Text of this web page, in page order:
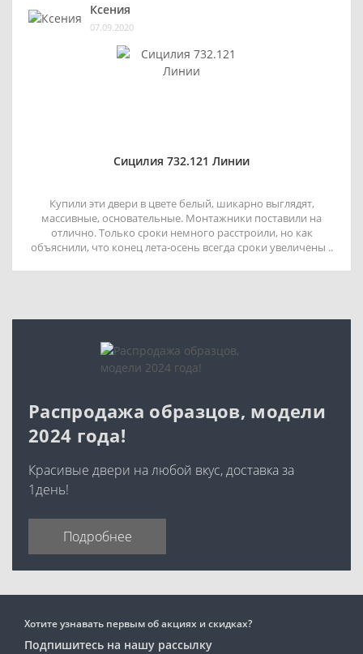
Ксения
07.09.2020
Сицилия 732.121 Линии
Купили эти двери в цвете белый, шикарно выглядят,
массивные, основательные. Монтажники поставили на
отлично. Только сроки немного расстроили, но как
объяснили, что конец лета-осень всегда сроки увеличены ..
Распродажа образцов, модели
2024 года!
Красивые двери на любой вкус, доставка за
1день!
Подробнее
Хотите узнавать первым об акциях и скидках?
Подпишитесь на нашу рассылку